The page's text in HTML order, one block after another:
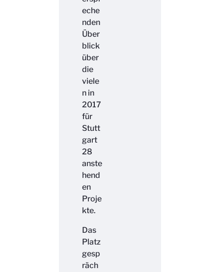
eche
nden
Über
blick
über
die
viele
n in
2017
für
Stutt
gart
28
anste
hend
en
Proje
kte.
Das
Platz
gesp
räch